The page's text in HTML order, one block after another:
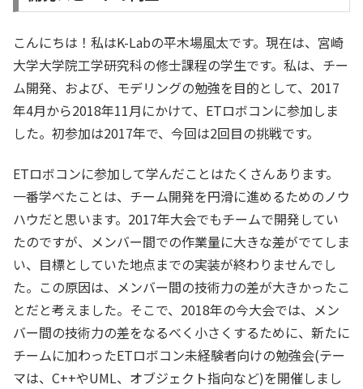
こんにちは！私はK-Labの平木場風太です。現在は、宮崎
大学大学院工学研究科の修士課程の学生です。私は、チー
ム開発、および、モデリングの勉強を目的として、2017
年4月から2018年11月にかけて、ETロボコンに参加しま
した。初参加は2017年で、今回は2回目の挑戦です。
ETロボコンに参加して学んだことはたくさんあります。
一番学べたことは、チーム開発を円滑に進めるためのノウ
ハウだと思います。2017年大会でもチームで開発してい
たのですが、メンバー間での作業量に大きな差がでてしま
い、目標としていた地点までの実装が終わりませんでし
た。この原因は、メンバー間の技術力の差が大きかったこ
とだと考えました。そこで、2018年の今大会では、メン
バー間の技術力の差をなるべく小さくするために、新たに
チームに加わったETロボコン未経験者向けの勉強会(テー
マは、C++やUML、オブジェクト指向など)を開催しまし